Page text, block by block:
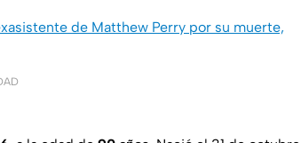
de Matthew Perry por su muerte,